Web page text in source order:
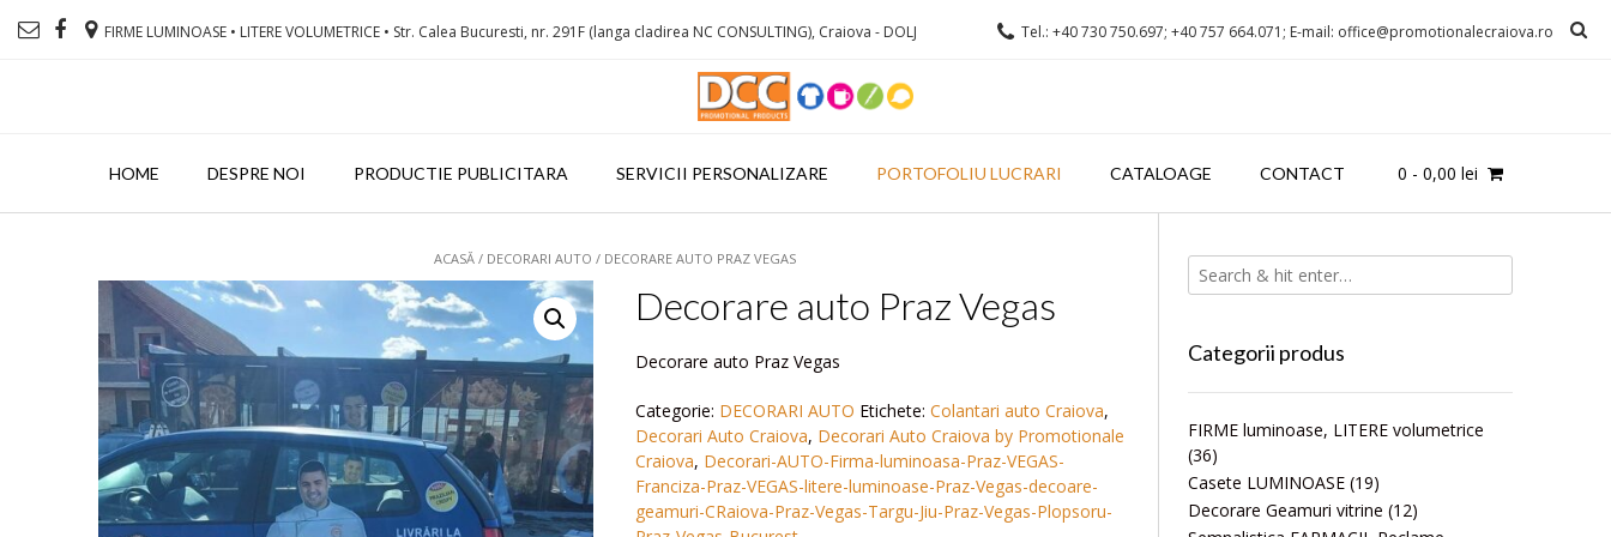
FIRME LUMINOASE • LITERE VOLUMETRICE • Str. Calea Bucuresti, nr. 291F (langa cladirea NC CONSULTING), Craiova - DOLJ Tel.: +40 730 750.697; +40 757 664.071; E-mail: office@promotionalecraiova.ro
HOME DESPRE NOI PRODUCTIE PUBLICITARA SERVICII PERSONALIZARE PORTOFOLIU LUCRARI CATALOAGE CONTACT 0 - 0,00 lei
ACASĂ/ DECORARI AUTO / DECORARE AUTO PRAZ VEGAS
Decorare auto Praz Vegas
Decorare auto Praz Vegas
Categorie: DECORARI AUTO Etichete: Colantari auto Craiova,
Decorari Auto Craiova, Decorari Auto Craiova by Promotionale
Craiova, Decorari-AUTO-Firma-luminoasa-Praz-VEGAS-
Franciza-Praz-VEGAS-litere-luminoase-Praz-Vegas-decoare-
geamuri-CRaiova-Praz-Vegas-Targu-Jiu-Praz-Vegas-Plopsoru-
Categorii produs
FIRME luminoase, LITERE volumetrice
(36)
Casete LUMINOASE (19)
Decorare Geamuri vitrine (12)